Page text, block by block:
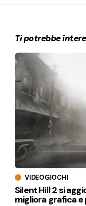
Ti potrebbe
VIDEOGIOCHI
Silent Hill 2 si
migliora grafica